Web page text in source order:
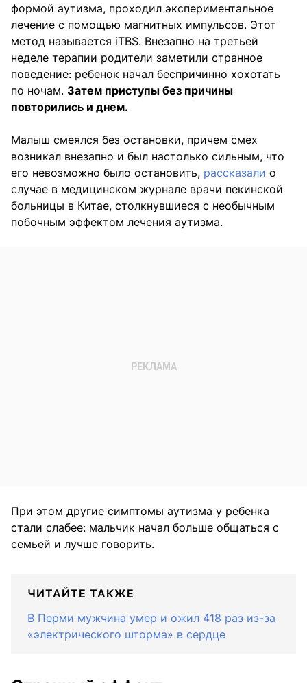
формой аутизма, проходил экспериментальное
лечение с помощью магнитных импульсов. Этот
метод называется iTBS. Внезапно на третьей
неделе терапии родители заметили странное
поведение: ребенок начал беспричинно хохотать
по ночам. Затем приступы без причины
повторились и днем.
Малыш смеялся без остановки, причем смех
возникал внезапно и был настолько сильным, что
его невозможно было остановить, рассказали о
случае в медицинском журнале врачи пекинской
больницы в Китае, столкнувшиеся с необычным
побочным эффектом лечения аутизма.
При этом другие симптомы аутизма у ребенка
стали слабее: мальчик начал больше общаться с
семьей и лучше говорить.
ЧИТАЙТЕ ТАКЖЕ
В Перми мужчина умер и ожил 418 раз из-за
«электрического шторма» в сердце